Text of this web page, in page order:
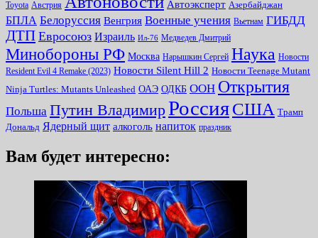
Toyota Австрия Автоэксперт Азербайджан
БПЛА Белоруссия Венгрия Военные учения Вьетнам ГИБДД
ДТП Евросоюз Израиль Ил-76 Медведев Дмитрий
Минoбороны РФ Москва Нарышкин Сергей Наука Новости
Resident Evil 4 Remake (2023) Новости Silent Hill 2 Новости Teenage Mutant
Ninja Turtles: Mutants Unleashed ОАЭ ОДКБ ООН Открытия
Польша Путин ВладимирРоссияСША Трамп
Дональд Ядерный щит алкоголь напиток праздник
Вам будет интересно: